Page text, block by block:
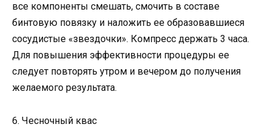
все компоненты смешать, смочить в составе
бинтовую повязку и наложить ее образовавшиеся
сосудистые «звездочки». Компресс держать 3 часа.
Для повышения эффективности процедуры ее
следует повторять утром и вечером до получения
желаемого результата.
6. Чесночный квас